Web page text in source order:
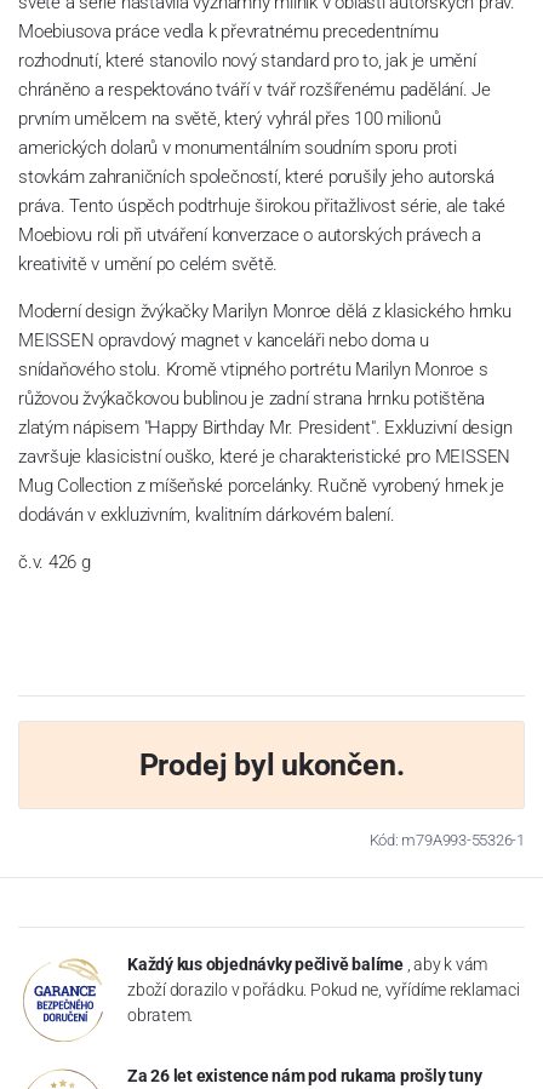
Moebiusova práce vedla k převratnému precedentnímu
rozhodnutí, které stanovilo nový standard pro to, jak je umění
chráněno a respektováno tváří v tvář rozšířenému padělání. Je
prvním umělcem na světě, který vyhrál přes 100 milionů
amerických dolarů v monumentálním soudním sporu proti
stovkám zahraničních společností, které porušily jeho autorská
práva. Tento úspěch podtrhuje širokou přitažlivost série, ale také
Moebiovu roli při utváření konverzace o autorských právech a
kreativitě v umění po celém světě.
Moderní design žvýkačky Marilyn Monroe dělá z klasického hrnku
MEISSEN opravdový magnet v kanceláři nebo doma u
snídaňového stolu. Kromě vtipného portrétu Marilyn Monroe s
růžovou žvýkačkovou bublinou je zadní strana hrnku potištěna
zlatým nápisem "Happy Birthday Mr. President". Exkluzivní design
završuje klasicistní ouško, které je charakteristické pro MEISSEN
Mug Collection z míšeňské porcelánky. Ručně vyrobený hrnek je
dodáván v exkluzivním, kvalitním dárkovém balení.
č.v. 426 g
Prodej byl ukončen.
Kód: m79A993-55326-1
Každý kus objednávky pečlivě balíme , aby k vám
zboží dorazilo v pořádku. Pokud ne, vyřídíme reklamaci
obratem.
Za 26 let existence nám pod rukama prošly tuny